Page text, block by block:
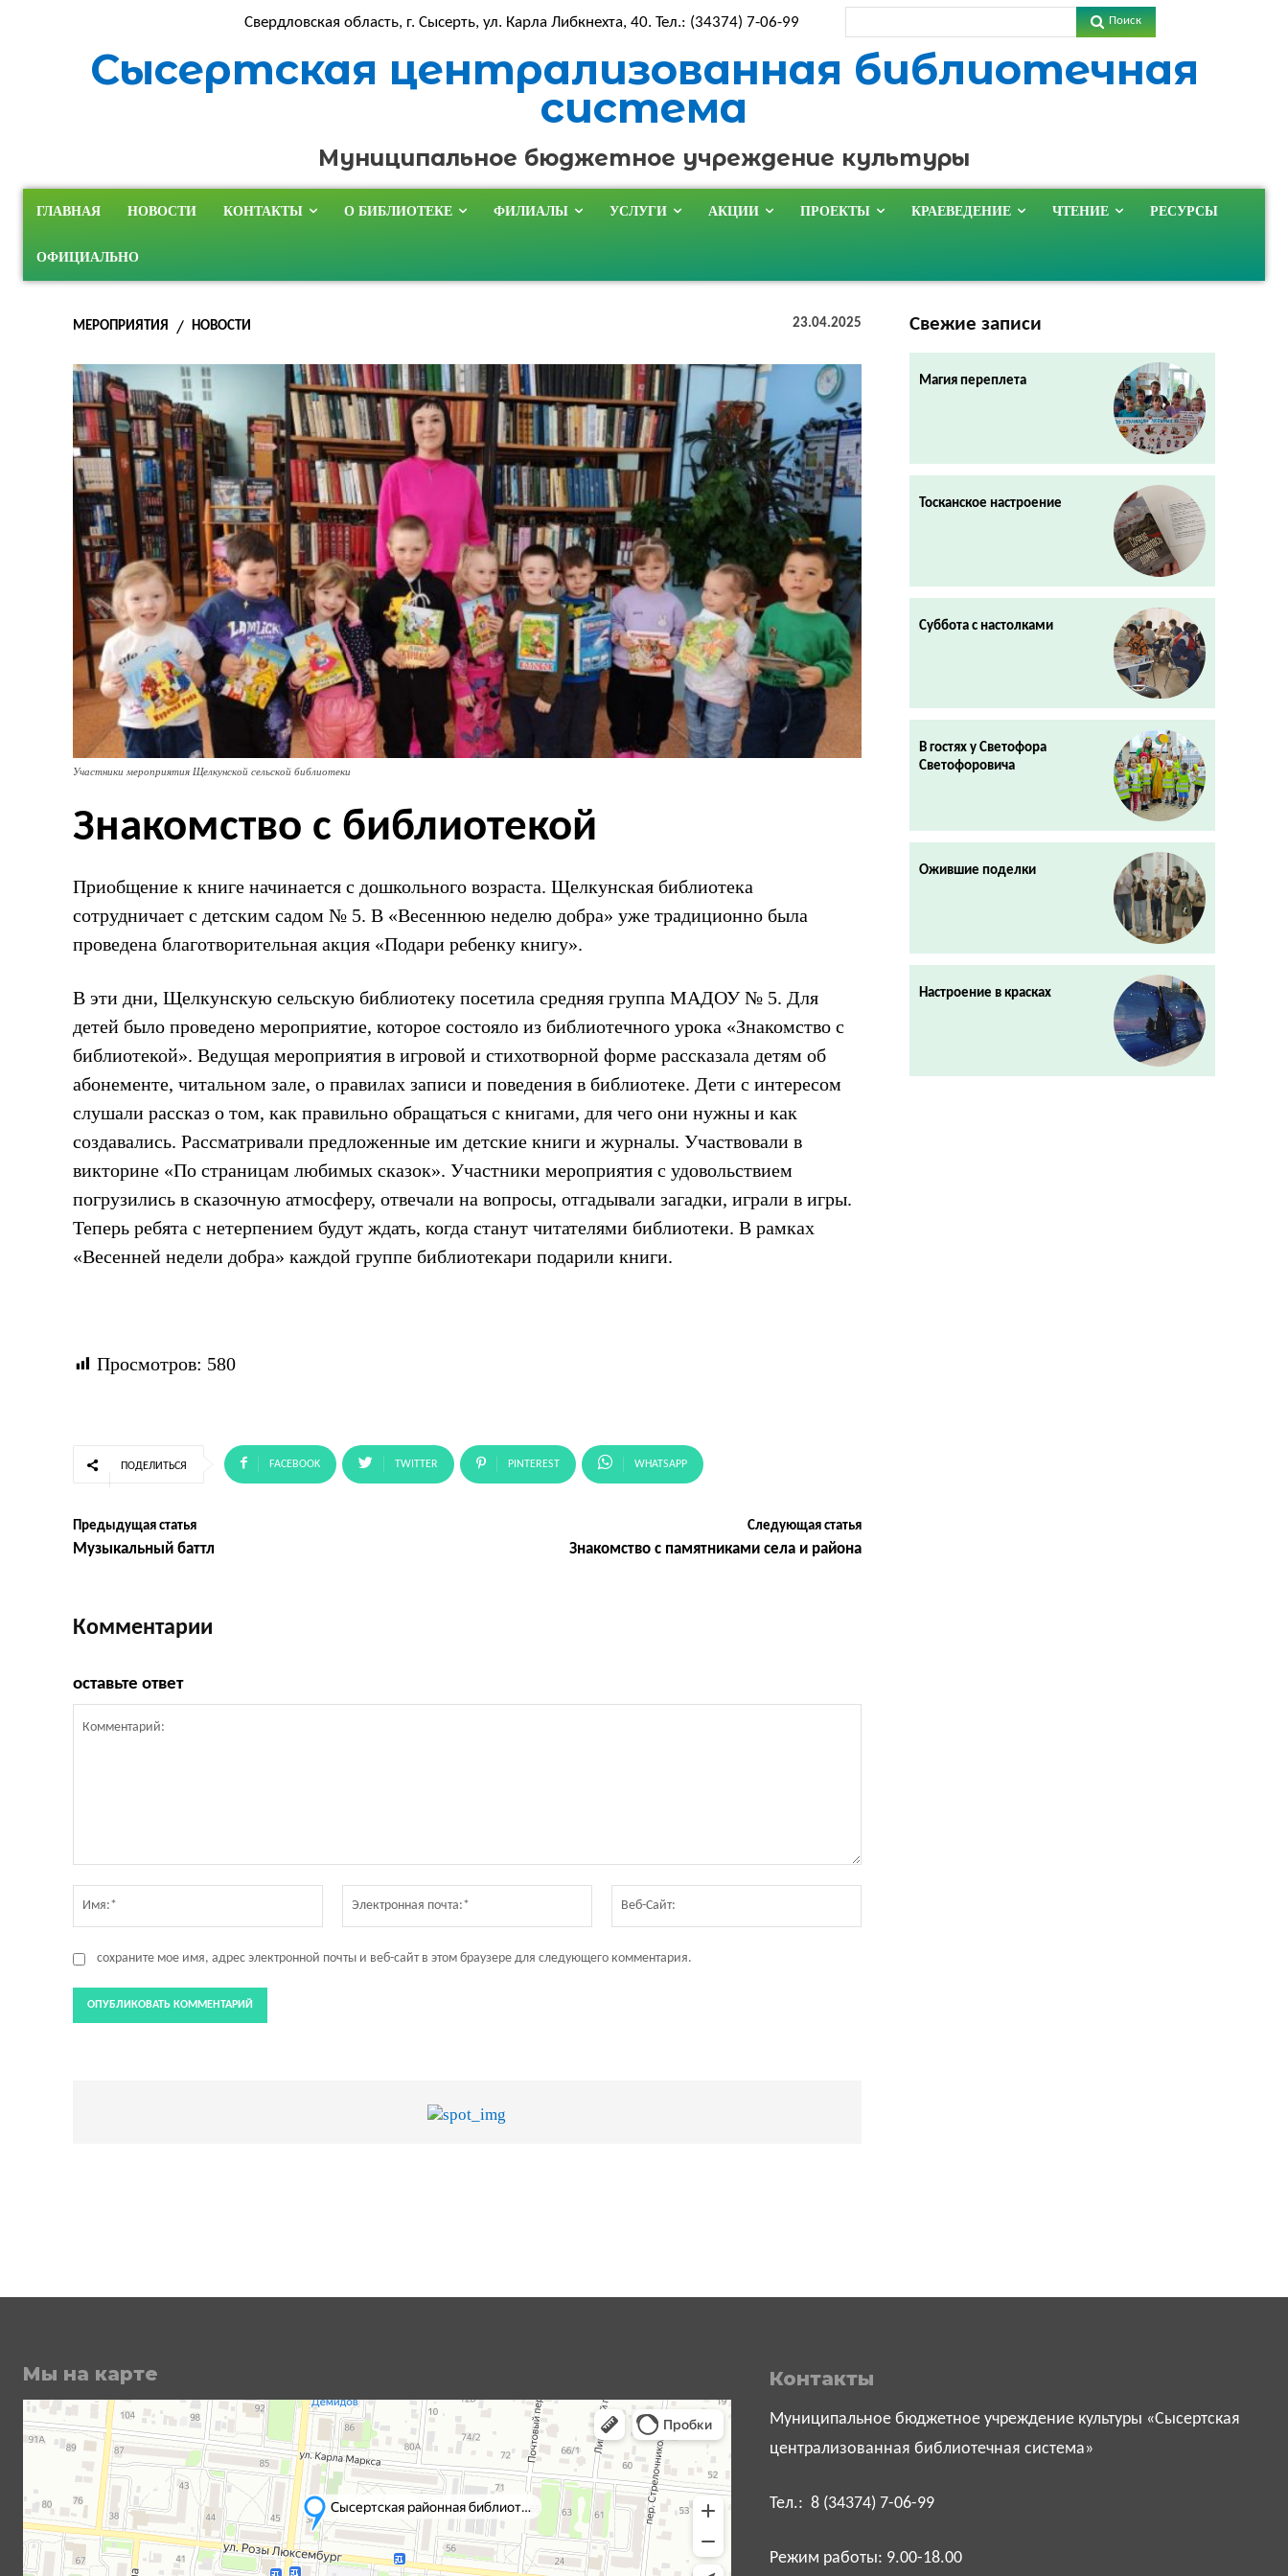
Свердловская область, г. Сысерть, ул. Карла Либкнехта, 40. Тел.: (34374) 7-06-99 Поиск
Сысертская централизованная библиотечная
система
Муниципальное бюджетное учреждение культуры
ГЛАВНАЯ НОВОСТИ КОНТАКТЫ О БИБЛИОТЕКЕ ФИЛИАЛЫ УСЛУГИ АКЦИИ ПРОЕКТЫ КРАЕВЕДЕНИЕ ЧТЕНИЕ РЕСУРСЫ
ОФИЦИАЛЬНО
МЕРОПРИЯТИЯ НОВОСТИ 23.04.2025
Участники мероприятия Щелкунской сельской библиотеки
Знакомство с библиотекой
Приобщение к книге начинается с дошкольного возраста. Щелкунская библиотека
сотрудничает с детским садом № 5. В «Весеннюю неделю добра» уже традиционно была
проведена благотворительная акция «Подари ребенку книгу».
В эти дни, Щелкунскую сельскую библиотеку посетила средняя группа МАДОУ № 5. Для
детей было проведено мероприятие, которое состояло из библиотечного урока «Знакомство с
библиотекой». Ведущая мероприятия в игровой и стихотворной форме рассказала детям об
абонементе, читальном зале, о правилах записи и поведения в библиотеке. Дети с интересом
слушали рассказ о том, как правильно обращаться с книгами, для чего они нужны и как
создавались. Рассматривали предложенные им детские книги и журналы. Участвовали в
викторине «По страницам любимых сказок». Участники мероприятия с удовольствием
погрузились в сказочную атмосферу, отвечали на вопросы, отгадывали загадки, играли в игры.
Теперь ребята с нетерпением будут ждать, когда станут читателями библиотеки. В рамках
«Весенней недели добра» каждой группе библиотекари подарили книги.
Просмотров: 580
ПОДЕЛИТЬСЯ FACEBOOK TWITTER PINTEREST WHATSAPP
Предыдущая статья
Музыкальный баттл
Следующая статья
Знакомство с памятниками села и района
Комментарии
оставьте ответ
почта:*
сохраните мое имя, адрес электронной почты и веб-сайт в этом браузере для следующего комментария.
Свежие записи
Магия переплета
Тосканское настроение
Суббота с настолками
В гостях у Светофора
Светофоровича
Ожившие поделки
Настроение в красках
Мы на карте Контакты
Муниципальное бюджетное учреждение культуры «Сысертская
централизованная библиотечная система»
Тел.: 8 (34374) 7-06-99
Режим работы: 9.00-18.00